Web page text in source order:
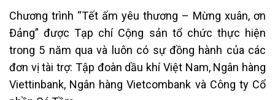
Chương trình “Tết ấm yêu thương – Mừng xuân, ơn
Đảng” được Tạp chí Cộng sản tổ chức thực hiện
trong 5 năm qua và luôn có sự đồng hành của các
đơn vị tài trợ: Tập đoàn dầu khí Việt Nam, Ngân hàng
Viettinbank, Ngân hàng Vietcombank và Công ty Cổ